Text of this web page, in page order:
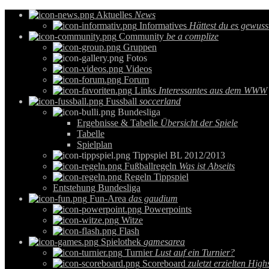
Aktuelles News
Informatives Hättest du es
Community be a complize
Gruppen
Fotos
Videos
Forum
Links Interessantes aus dem WWW
Fussball soccerland
Bundesliga
Ergebnisse & Tabelle Übersicht der Spiele
Tabelle
Spielplan
Tippspiel BL 2012/2013
Fußballregeln Was ist Abseits
Regeln Tippspiel
Entstehung Bundesliga
Fun-Area das gaudium
Powerpoints
Witze
Flash
Spielothek gamesarea
Turnier Lust auf ein Turnier?
Scoreboard zuletzt erzielten